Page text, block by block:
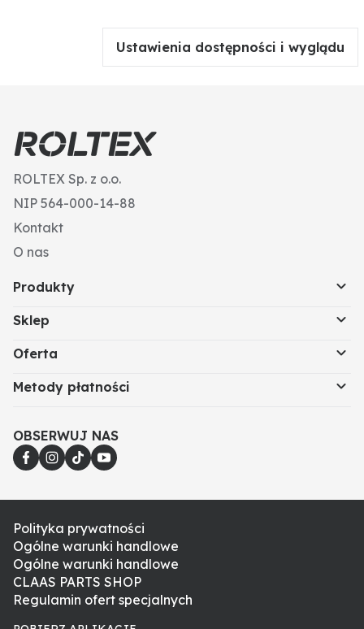
Ustawienia dostępności i wyglądu
ROLTEX Sp. z o.o.
NIP 564-000-14-88
Kontakt
O nas
Produkty
Sklep
Oferta
Metody płatności
OBSERWUJ NAS
Polityka prywatności
Ogólne warunki handlowe
Ogólne warunki handlowe
CLAAS PARTS SHOP
Regulamin ofert specjalnych